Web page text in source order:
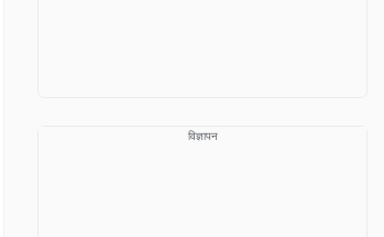
विज्ञापन